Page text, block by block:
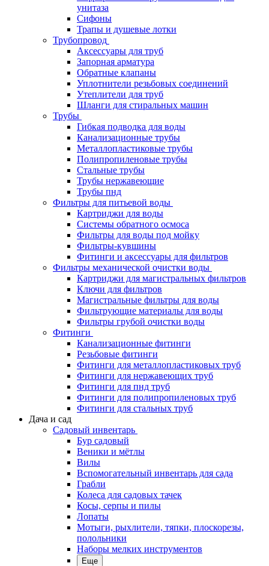
унитаза
Сифоны
Трапы и душевые лотки
Трубопровод
Аксессуары для труб
Запорная арматура
Обратные клапаны
Уплотнители резьбовых соединений
Утеплители для труб
Шланги для стиральных машин
Трубы
Гибкая подводка для воды
Канализационные трубы
Металлопластиковые трубы
Полипропиленовые трубы
Стальные трубы
Трубы нержавеющие
Трубы пнд
Фильтры для питьевой воды
Картриджи для воды
Системы обратного осмоса
Фильтры для воды под мойку
Фильтры-кувшины
Фитинги и аксессуары для фильтров
Фильтры механической очистки воды
Картриджи для магистральных фильтров
Ключи для фильтров
Магистральные фильтры для воды
Фильтрующие материалы для воды
Фильтры грубой очистки воды
Фитинги
Канализационные фитинги
Резьбовые фитинги
Фитинги для металлопластиковых труб
Фитинги для нержавеющих труб
Фитинги для пнд труб
Фитинги для полипропиленовых труб
Фитинги для стальных труб
Дача и сад
Садовый инвентарь
Бур садовый
Веники и мётлы
Вилы
Вспомогательный инвентарь для сада
Грабли
Колеса для садовых тачек
Косы, серпы и пилы
Лопаты
Мотыги, рыхлители, тяпки, плоскорезы,
полольники
Наборы мелких инструментов
Еще